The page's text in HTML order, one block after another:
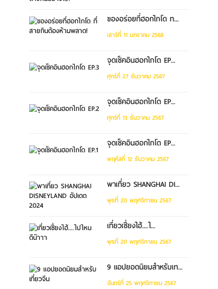
ของอร่อยที่ฮอกไกโด ท...
เสาร์ที่ 11 มกราคม 2568
จุดเช็คอินฮอกไกโด EP...
ศุกร์ที่ 27 ธันวาคม 2567
จุดเช็คอินฮอกไกโด EP...
ศุกร์ที่ 13 ธันวาคม 2567
จุดเช็คอินฮอกไกโด EP...
พฤหัสที่ 12 ธันวาคม 2567
พาเที่ยว SHANGHAI DI...
พุธที่ 20 พฤศจิกายน 2567
เที่ยวเซี่ยงไฮ้....ไ...
พุธที่ 20 พฤศจิกายน 2567
9 แอปยอดนิยมสำหรับเท...
จันทร์ที่ 25 พฤศจิกายน 2567